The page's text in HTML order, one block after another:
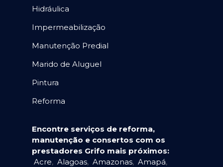
Hidráulica
Impermeabilização
Manutenção Predial
Marido de Aluguel
Pintura
Reforma
Encontre serviços de reforma,
manutenção e consertos com os
prestadores Grifo mais próximos:
Acre, Alagoas, Amazonas, Amapá,